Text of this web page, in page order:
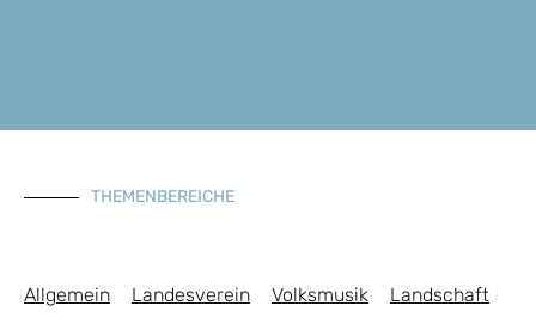
THEMENBEREICHE
Allgemein Landesverein Volksmusik Landschaft